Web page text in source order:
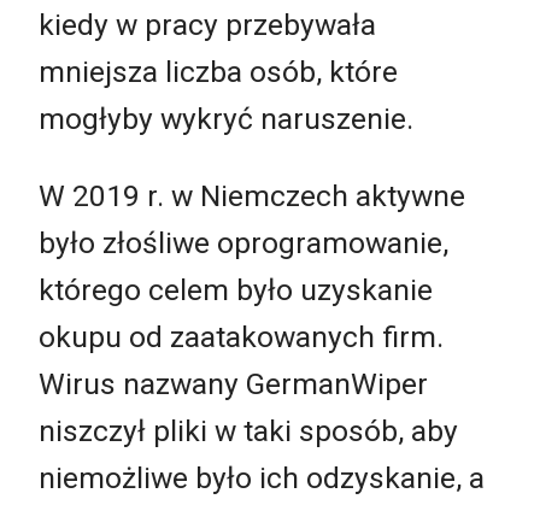
kiedy w pracy przebywała
mniejsza liczba osób, które
mogłyby wykryć naruszenie.
W 2019 r. w Niemczech aktywne
było złośliwe oprogramowanie,
którego celem było uzyskanie
okupu od zaatakowanych firm.
Wirus nazwany GermanWiper
niszczył pliki w taki sposób, aby
niemożliwe było ich odzyskanie, a